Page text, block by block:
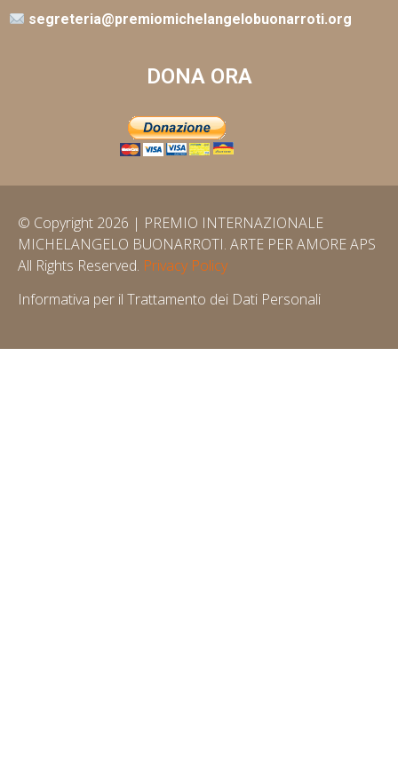
segreteria@premiomichelangelobuonarroti.org
DONA ORA
© Copyright 2026 | PREMIO INTERNAZIONALE
MICHELANGELO BUONARROTI. ARTE PER AMORE APS
All Rights Reserved. Privacy Policy
Informativa per il Trattamento dei Dati Personali